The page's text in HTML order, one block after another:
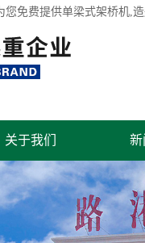
您免费提供单梁式架桥机,
关于我们 新